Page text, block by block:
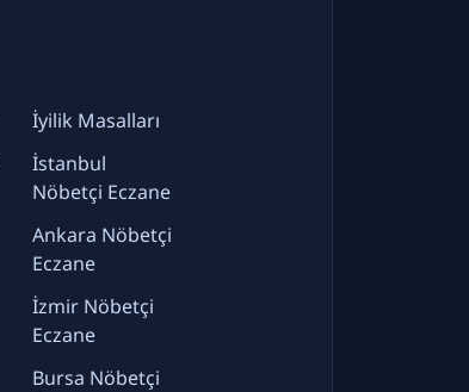
İyilik Masalları
İstanbul
Nöbetçi Eczane
Ankara Nöbetçi
Eczane
İzmir Nöbetçi
Eczane
Bursa Nöbetçi